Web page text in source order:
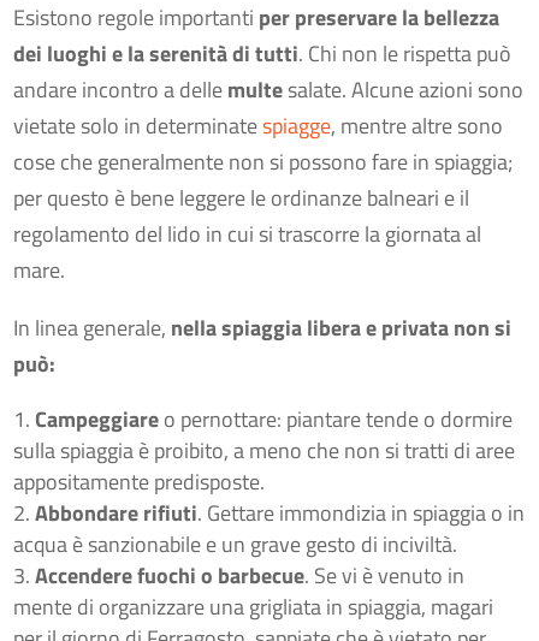
Esistono regole importanti per preservare la bellezza
dei luoghi e la serenità di tutti. Chi non le rispetta può
andare incontro a dellemultesalate. Alcune azioni sono
vietate solo in determinatespiagge, mentre altre sono
cose che generalmente non si possono fare in spiaggia;
per questo è bene leggere le ordinanze balneari e il
regolamento del lido in cui si trascorre la giornata al
mare.
In linea generale, nellaspiaggia libera e privatanon si
può:
Campeggiareo pernottare: piantare tende o dormire
sulla spiaggia è proibito, a meno che non si tratti di aree
appositamente predisposte.
Abbondare rifiuti. Gettare immondizia in spiaggia o in
acqua è sanzionabile e un grave gesto di inciviltà.
Accendere fuochi o barbecue. Se vi è venuto in
mente di organizzare una grigliata in spiaggia, magari